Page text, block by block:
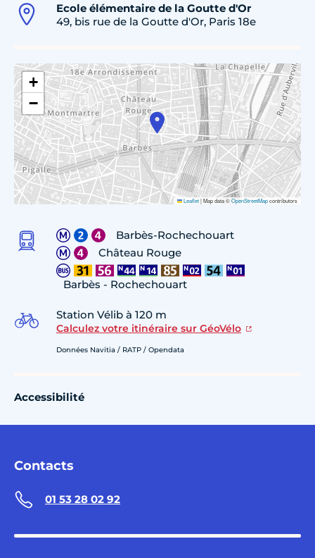
Ecole élémentaire de la Goutte d'Or
49, bis rue de la Goutte d'Or, Paris 18e
+
−
Leaflet|Map data ©OpenStreetMapcontributors
Barbès-Rochechouart
Château Rouge
Barbès - Rochechouart
Station Vélib à 120 m
Calculez votre itinéraire sur GéoVélo
Données Navitia / RATP / Opendata
Accessibilité
Contacts
01 53 28 02 92